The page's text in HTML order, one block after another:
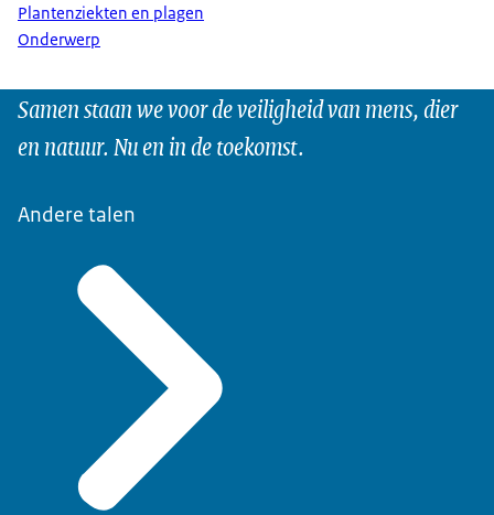
Plantenziekten en plagen
Onderwerp
Samen staan we voor de veiligheid van mens, dier
en natuur. Nu en in de toekomst.
Andere talen